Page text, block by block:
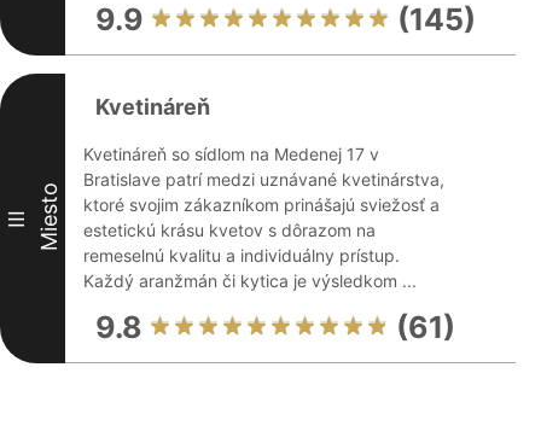
9.9 (145)
III Miesto
Kvetináreň
Kvetináreň so sídlom na Medenej 17 v
Bratislave patrí medzi uznávané kvetinárstva,
ktoré svojim zákazníkom prinášajú sviežosť a
estetickú krásu kvetov s dôrazom na
remeselnú kvalitu a individuálny prístup.
Každý aranžmán či kytica je výsledkom ...
9.8 (61)